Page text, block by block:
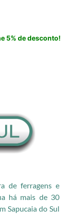
5% de desconto!
de ferragens e
há mais de 30
Sapucaia do Sul